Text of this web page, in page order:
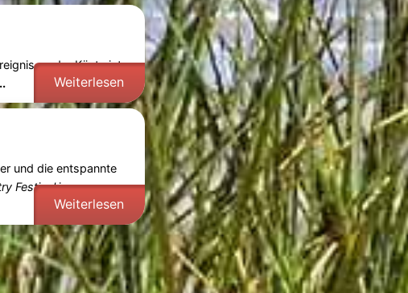
an der Küste ist
Weiterlesen
und die entspannte
Festivalin
Weiterlesen